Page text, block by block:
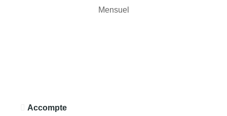
Mensuel
Accompte